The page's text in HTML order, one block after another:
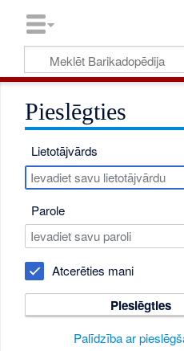
Pieslēgties
Lietotājvārds
Parole
Atcerēties mani
Pieslēgties
Palīdzība ar